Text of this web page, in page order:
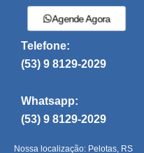
Agende Agora
Telefone:
(53) 9 8129-2029
Whatsapp:
(53) 9 8129-2029
Nossa localização: Pelotas, RS